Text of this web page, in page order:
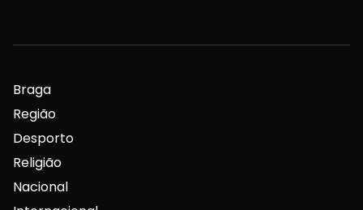
Braga
Região
Desporto
Religião
Nacional